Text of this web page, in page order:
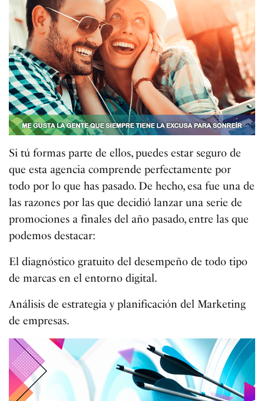
Si tú formas parte de ellos, puedes estar seguro de
que esta agencia comprende perfectamente por
todo por lo que has pasado. De hecho, esa fue una de
las razones por las que decidió lanzar una serie de
promociones a finales del año pasado, entre las que
podemos destacar:
El diagnóstico gratuito del desempeño de todo tipo
de marcas en el entorno digital.
Análisis de estrategia y planificación del Marketing
de empresas.